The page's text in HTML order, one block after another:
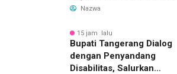
14 Agustus 2026, Garuda
Bandung-Denpasar
Nazwa
15 jam lalu
Bupati Tangerang Dialog
dengan Penyandang
Disabilitas, Salurkan